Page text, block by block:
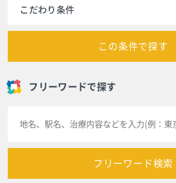
こだわり条件
この条件で探す
フリーワードで探す
フリーワード検索